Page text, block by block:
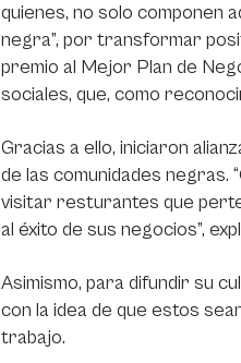
quienes, no solo componen
negra”, por transformar
premio al Mejor Plan de
sociales, que, como
Gracias a ello, iniciaron
de las comunidades
visitar resturantes que
al éxito de sus negocios”,
Asimismo, para difundir su
con la idea de que estos
trabajo.